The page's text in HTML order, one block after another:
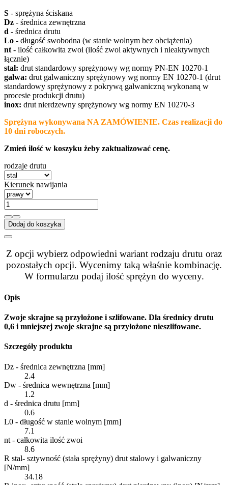
S - sprężyna ściskana
Dz - średnica zewnętrzna
d - średnica drutu
Lo - długość swobodna (w stanie wolnym bez obciążenia)
nt- ilość całkowita zwoi (ilość zwoi aktywnych i nieaktywnych
łącznie)
stal: drut standardowy sprężynowy wg normy PN-EN 10270-1
galwa: drut galwaniczny sprężynowy wg normy EN 10270-1 (drut
standardowy sprężynowy z pokrywą galwaniczną wykonaną w
procesie produkcji drutu)
inox: drut nierdzewny sprężynowy wg normy EN 10270-3
Sprężyna wykonywana NA ZAMÓWIENIE. Czas realizacji do
10 dni roboczych.
Zmień ilość w koszyku żeby zaktualizować cenę.
rodzaje drutu
Kierunek nawijania
Dodaj do koszyka
Z opcji wybierz odpowiedni wariant rodzaju drutu oraz
pozostałych opcji. Wycenimy taką właśnie kombinację.
W formularzu podaj ilość sprężyn do wyceny.
Opis
Zwoje skrajne są przyłożone i szlifowane. Dla średnicy drutu
0,6 i mniejszej zwoje skrajne są przyłożone nieszlifowane.
Szczegóły produktu
Dz - średnica zewnętrzna [mm]
2.4
Dw - średnica wewnętrzna [mm]
1.2
d - średnica drutu [mm]
0.6
L0 - długość w stanie wolnym [mm]
7.1
nt - całkowita ilość zwoi
8.6
R stal- sztywność (stała sprężyny) drut stalowy i galwaniczny
[N/mm]
34.18